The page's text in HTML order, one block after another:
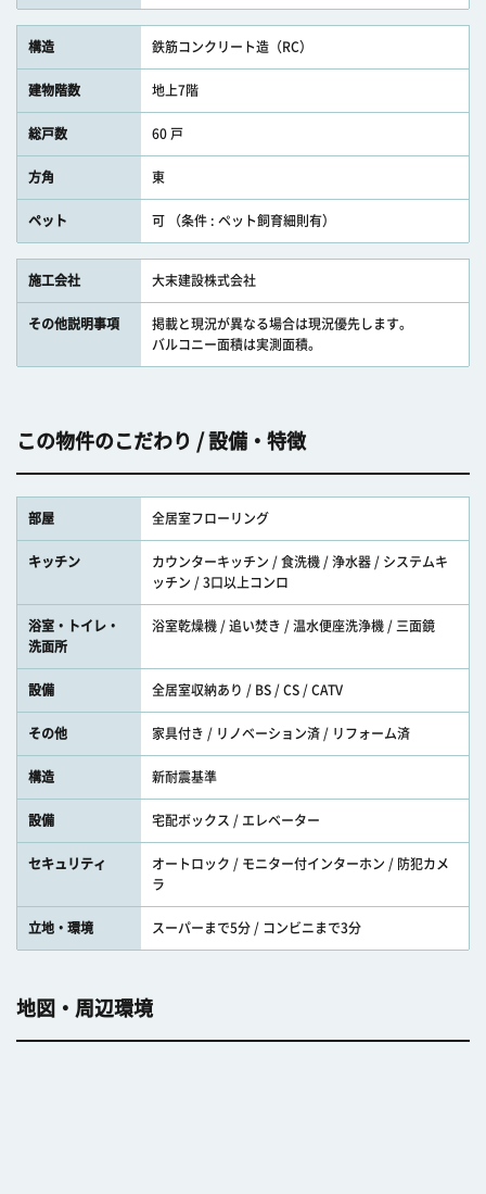
構造 鉄筋コンクリート造（RC）
建物階数 地上7階
総戸数 60 戸
方角 東
ペット 可 （条件 : ペット飼育細則有）
施工会社 大末建設株式会社
その他説明事項
掲載と現況が異なる場合は現況優先します。
バルコニー面積は実測面積。
この物件のこだわり / 設備・特徴
部屋 全居室フローリング
キッチン
カウンターキッチン / 食洗機 / 浄水器 / システムキ
ッチン / 3口以上コンロ
浴室・トイレ・
洗面所
浴室乾燥機 / 追い焚き / 温水便座洗浄機 / 三面鏡
設備 全居室収納あり / BS / CS / CATV
その他 家具付き / リノベーション済 / リフォーム済
構造 新耐震基準
設備 宅配ボックス / エレベーター
セキュリティ
オートロック / モニター付インターホン / 防犯カメ
ラ
立地・環境 スーパーまで5分 / コンビニまで3分
地図・周辺環境